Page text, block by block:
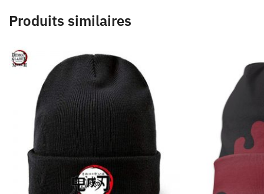
Produits similaires